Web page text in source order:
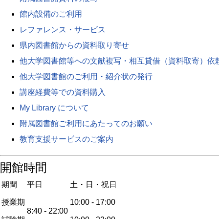
館内設備のご利用
レファレンス・サービス
県内図書館からの資料取り寄せ
他大学図書館等への文献複写・相互貸借（資料取寄）依
他大学図書館のご利用・紹介状の発行
講座経費等での資料購入
My Library について
附属図書館ご利用にあたってのお願い
教育支援サービスのご案内
開館時間
期間 平日 土・日・祝日
授業期
8:40 - 22:00
10:00 - 17:00